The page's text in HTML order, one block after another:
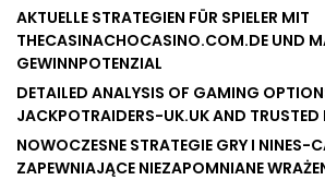
AKTUELLE STRATEGIEN FÜR SPIELER MIT
THECASINACHOCASINO.COM.DE UND
GEWINNPOTENZIAL
DETAILED ANALYSIS OF GAMING
JACKPOTRAIDERS-UK.UK AND TRUSTED
NOWOCZESNE STRATEGIE GRY I NINES-
ZAPEWNIAJĄCE NIEZAPOMNIANE